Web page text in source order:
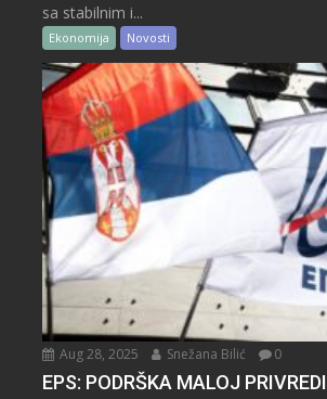
sa stabilnim i...
Ekonomija Novosti
Aug 28, 2025 Snežana Bilić 0
EPS: PODRŠKA MALOJ PRIVREDI